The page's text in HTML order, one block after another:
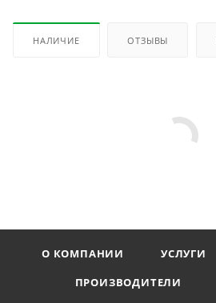
НАЛИЧИЕ ОТЗЫВЫ
О КОМПАНИИ УСЛУГИ
ПРОИЗВОДИТЕЛИ